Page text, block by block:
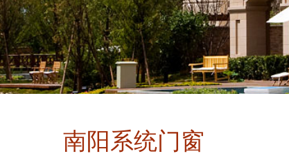
南阳系统门窗